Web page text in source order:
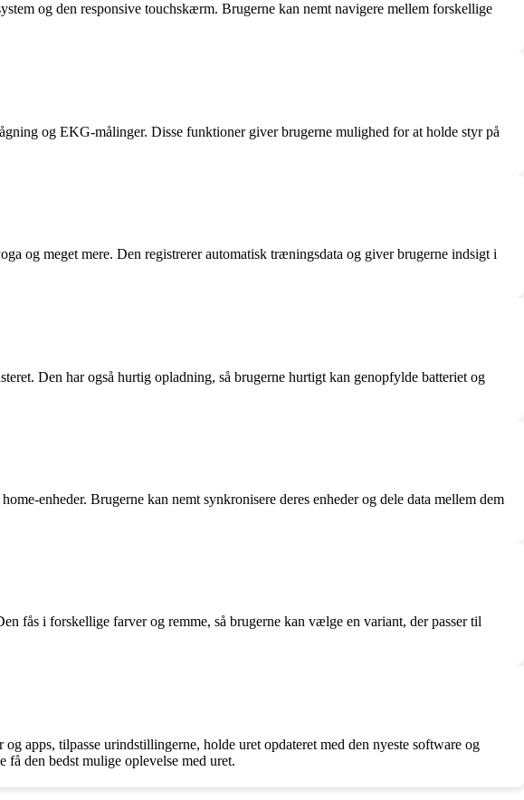
og den responsive touchskærm. Brugerne kan nemt navigere mellem forskellige
og EKG-målinger. Disse funktioner giver brugerne mulighed for at holde styr på
og meget mere. Den registrerer automatisk træningsdata og giver brugerne indsigt i
Den har også hurtig opladning, så brugerne hurtigt kan genopfylde batteriet og
enheder. Brugerne kan nemt synkronisere deres enheder og dele data mellem dem
fås i forskellige farver og remme, så brugerne kan vælge en variant, der passer til
apps, tilpasse urindstillingerne, holde uret opdateret med den nyeste software og
den bedst mulige oplevelse med uret.